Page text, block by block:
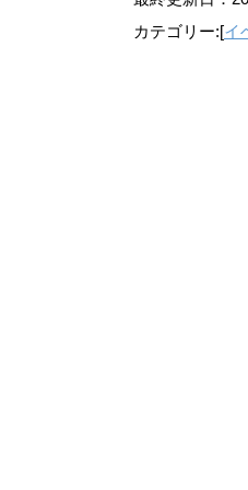
カテゴリー:[イ